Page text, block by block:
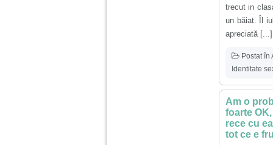
trecut in
un băiat. Îl
apreciată [...]
Postat în
Identitate
Am o
foarte
rece cu
tot ce e